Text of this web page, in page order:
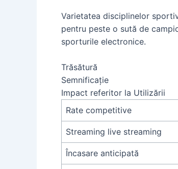
Varietatea disciplinelor
pentru peste o sută de
sporturile electronice.
Trăsătură
Semnificație
Impact referitor la Utilizării
Rate competitive
Streaming live streaming
Încasare anticipată